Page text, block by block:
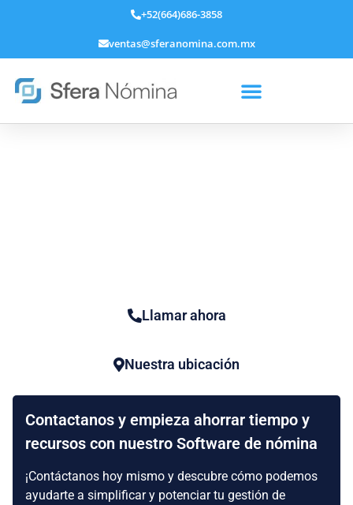
+52(664)686-3858
ventas@sferanomina.com.mx
Llamar ahora
Nuestra ubicación
Contactanos y empieza ahorrar tiempo y
recursos con nuestro Software de nómina
¡Contáctanos hoy mismo y descubre cómo podemos
ayudarte a simplificar y potenciar tu gestión de